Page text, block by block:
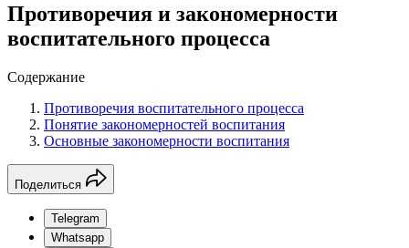
Противоречия и закономерности
воспитательного процесса
Содержание
Противоречия воспитательного процесса
Понятие закономерностей воспитания
Основные закономерности воспитания
Поделиться
Telegram
Whatsapp